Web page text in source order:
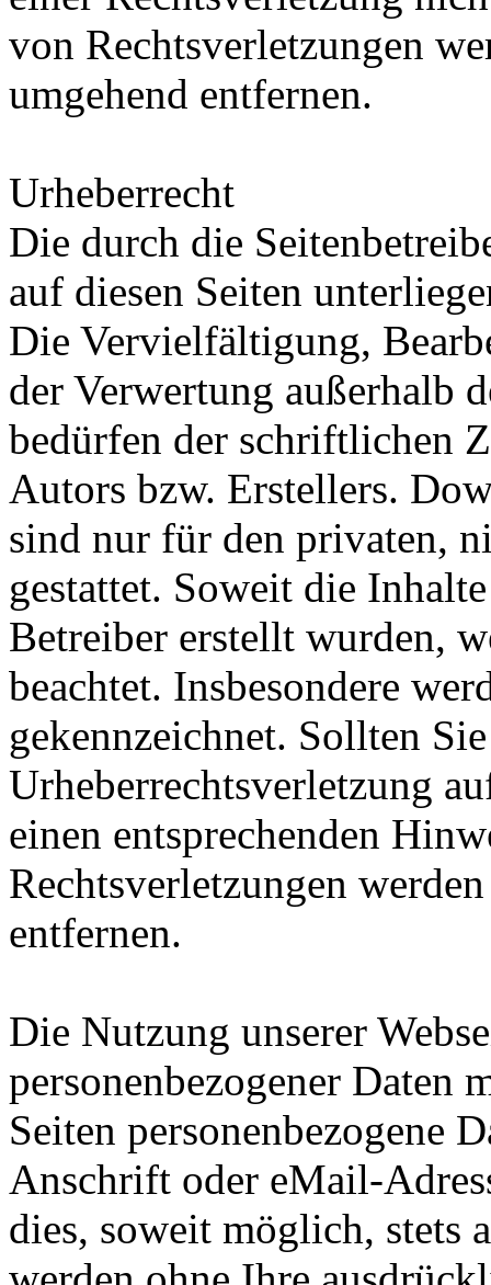
von Rechtsverletzungen
umgehend entfernen.
Urheberrecht
Die durch die
auf diesen Seiten
Die Vervielfältigung,
der Verwertung außerhalb
bedürfen der schriftlichen
Autors bzw. Erstellers.
sind nur für den privaten,
gestattet. Soweit die
Betreiber erstellt wurden,
beachtet. Insbesondere
gekennzeichnet. Sollten
Urheberrechtsverletzung
einen entsprechenden
Rechtsverletzungen
entfernen.
Die Nutzung unserer
personenbezogener Daten
Seiten personenbezogene
Anschrift oder eMail-
dies, soweit möglich, stets